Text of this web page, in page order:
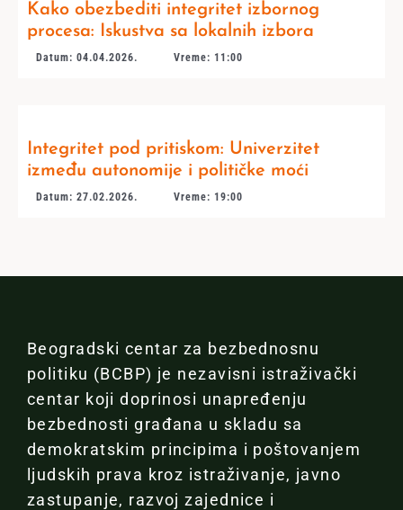
Kako obezbediti integritet izbornog
procesa: Iskustva sa lokalnih izbora
Datum: 04.04.2026. Vreme: 11:00
Integritet pod pritiskom: Univerzitet
između autonomije i političke moći
Datum: 27.02.2026. Vreme: 19:00
Beogradski centar za bezbednosnu
politiku (BCBP) je nezavisni istraživački
centar koji doprinosi unapređenju
bezbednosti građana u skladu sa
demokratskim principima i poštovanjem
ljudskih prava kroz istraživanje, javno
zastupanje, razvoj zajednice i